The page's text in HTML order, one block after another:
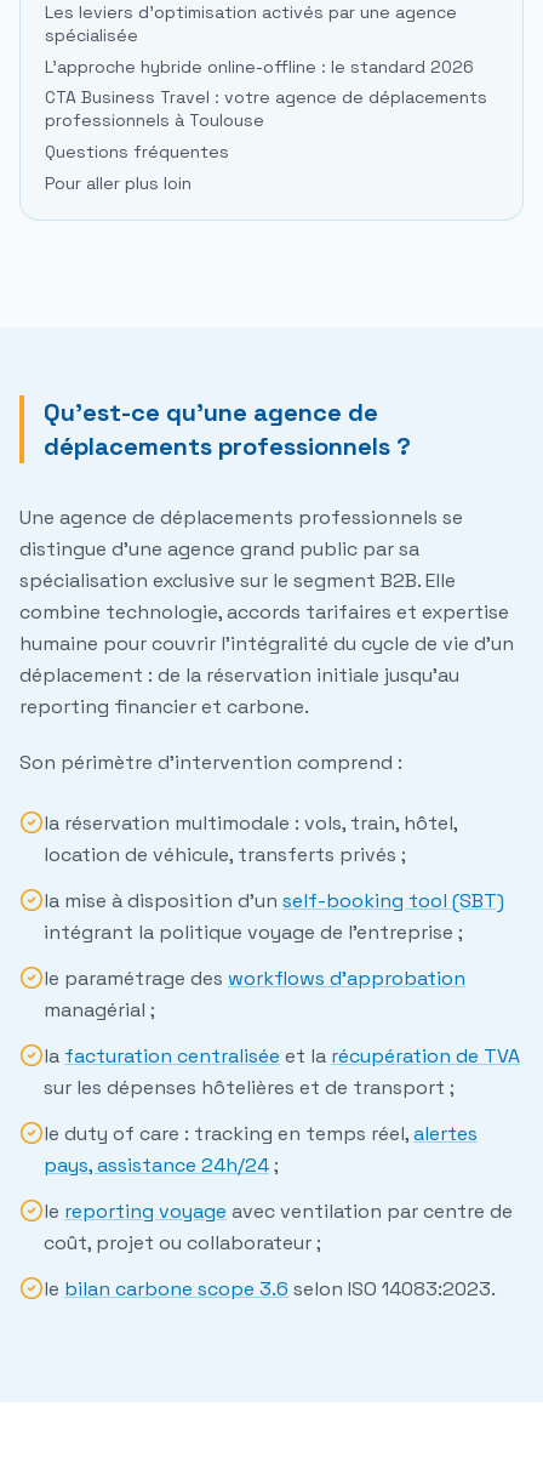
Les leviers d'optimisation activés par une agence
spécialisée
L'approche hybride online-offline : le standard 2026
CTA Business Travel : votre agence de déplacements
professionnels à Toulouse
Questions fréquentes
Pour aller plus loin
Qu'est-ce qu'une agence de
déplacements professionnels ?
Une agence de déplacements professionnels se
distingue d'une agence grand public par sa
spécialisation exclusive sur le segment B2B. Elle
combine technologie, accords tarifaires et expertise
humaine pour couvrir l'intégralité du cycle de vie d'un
déplacement : de la réservation initiale jusqu'au
reporting financier et carbone.
Son périmètre d'intervention comprend :
la réservation multimodale : vols, train, hôtel,
location de véhicule, transferts privés ;
la mise à disposition d'un self-booking tool (SBT)
intégrant la politique voyage de l'entreprise ;
le paramétrage des workflows d'approbation
managérial ;
la facturation centralisée et la récupération de TVA
sur les dépenses hôtelières et de transport ;
le duty of care : tracking en temps réel,alertes
pays, assistance 24h/24;
le reporting voyage avec ventilation par centre de
coût, projet ou collaborateur ;
le bilan carbone scope 3.6 selon ISO 14083:2023.